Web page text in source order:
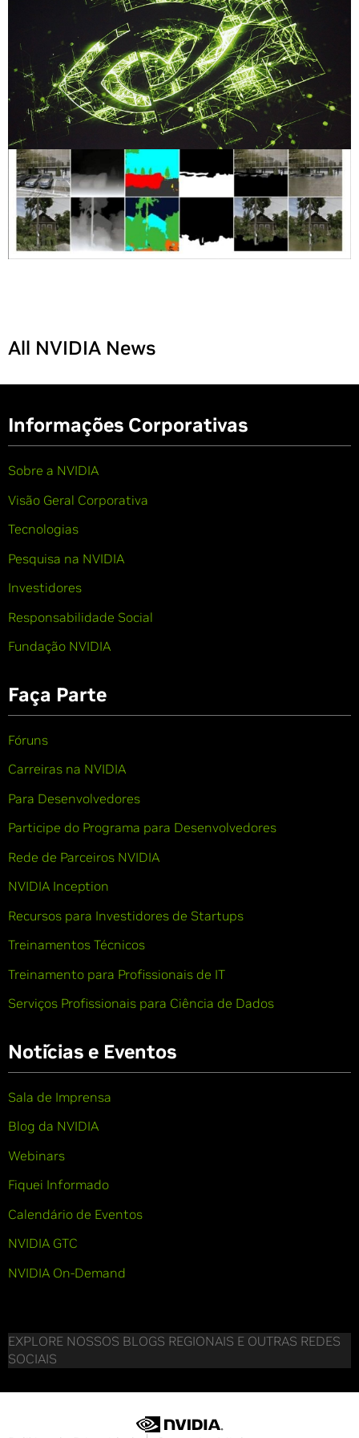
All NVIDIA News
Informações Corporativas
Sobre a NVIDIA
Visão Geral Corporativa
Tecnologias
Pesquisa na NVIDIA
Investidores
Responsabilidade Social
Fundação NVIDIA
Faça Parte
Fóruns
Carreiras na NVIDIA
Para Desenvolvedores
Participe do Programa para Desenvolvedores
Rede de Parceiros NVIDIA
NVIDIA Inception
Recursos para Investidores de Startups
Treinamentos Técnicos
Treinamento para Profissionais de IT
Serviços Profissionais para Ciência de Dados
Notícias e Eventos
Sala de Imprensa
Blog da NVIDIA
Webinars
Fiquei Informado
Calendário de Eventos
NVIDIA GTC
NVIDIA On-Demand
EXPLORE NOSSOS BLOGS REGIONAIS E OUTRAS REDES
SOCIAIS